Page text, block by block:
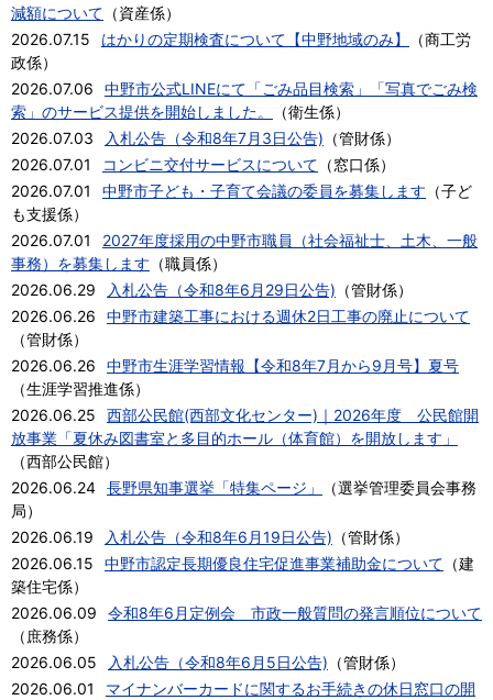
減額について （資産係）
2026.07.15
はかりの定期検査について【中野地域のみ】 （商工労
政係）
2026.07.06
中野市公式LINEにて「ごみ品目検索」「写真でごみ検
索」のサービス提供を開始しました。
（衛生係）
2026.07.03
入札公告（令和8年7月3日公告) （管財係）
2026.07.01
コンビニ交付サービスについて （窓口係）
2026.07.01
中野市子ども・子育て会議の委員を募集します （子ど
も支援係）
2026.07.01
2027年度採用の中野市職員（社会福祉士、土木、一般
事務）を募集します （職員係）
2026.06.29
入札公告（令和8年6月29日公告) （管財係）
2026.06.26
中野市建築工事における週休2日工事の廃止について
（管財係）
2026.06.26
中野市生涯学習情報【令和8年7月から9月号】夏号
（生涯学習推進係）
2026.06.25
西部公民館(西部文化センター)｜2026年度 公民館開
放事業「夏休み図書室と多目的ホール（体育館）を開放します」
（西部公民館）
2026.06.24 長野県知事選挙「特集ページ」 （選挙管理委員会事務
局）
2026.06.19
入札公告（令和8年6月19日公告) （管財係）
2026.06.15
中野市認定長期優良住宅促進事業補助金について （建
築住宅係）
2026.06.09
令和8年6月定例会 市政一般質問の発言順位について
（ 庶務係）
2026.06.05
入札公告（令和8年6月5日公告) （管財係）
2026.06.01
マイナンバーカードに関するお手続きの休日窓口の開